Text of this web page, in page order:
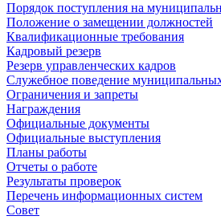
Порядок поступления на
Положение о замещении должностей
Квалификационные требования
Кадровый резерв
Резерв управленческих кадров
Служебное поведение
Ограничения и запреты
Награждения
Официальные документы
Официальные выступления
Планы работы
Отчеты о работе
Результаты проверок
Перечень информационных систем
Совет